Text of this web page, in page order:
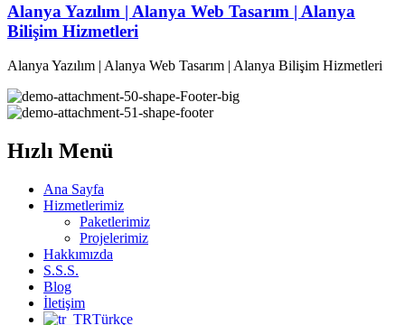
Alanya Yazılım | Alanya Web Tasarım | Alanya
Bilişim Hizmetleri
Alanya Yazılım | Alanya Web Tasarım | Alanya Bilişim Hizmetleri
Hızlı Menü
Ana Sayfa
Hizmetlerimiz
Paketlerimiz
Projelerimiz
Hakkımızda
S.S.S.
Blog
İletişim
Türkçe